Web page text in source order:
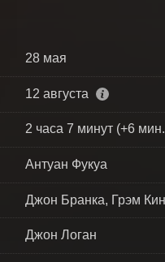
28 мая
12 августа
2 часа 7 минут (+6
Антуан Фукуа
Джон Бранка, Грэм
Джон Логан